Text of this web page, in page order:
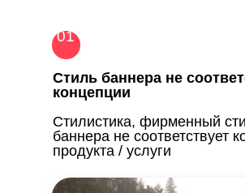
Cтиль баннера не
концепции
Стилистика, фирменный
баннера не соответствует
продукта / услуги
01